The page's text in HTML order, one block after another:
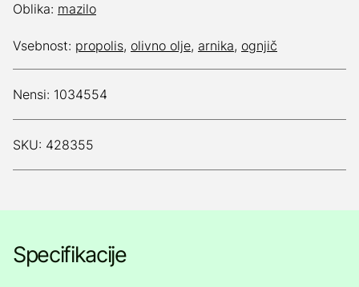
Oblika: mazilo
Vsebnost: propolis, olivno olje, arnika, ognjič
Nensi: 1034554
SKU: 428355
Specifikacije